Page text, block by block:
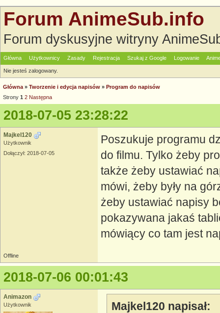
Forum AnimeSub.info
Forum dyskusyjne witryny
Główna Użytkownicy Zasady Rejestracja Szukaj z Google Logowanie
Nie jesteś zalogowany.
Główna » Tworzenie i edycja napisów » Program do napisów
Strony 1 2 Następna
2018-07-05 23:28:22
Majkel120
Użytkownik
Dołączył: 2018-07-05
Poszukuje programu
do filmu. Tylko żeby
także żeby ustawiać
mówi, żeby były na
żeby ustawiać napisy
pokazywana jakaś
mówiący co tam jest
Offline
2018-07-06 00:01:43
Animazon
Użytkownik
Majkel120 napisał: